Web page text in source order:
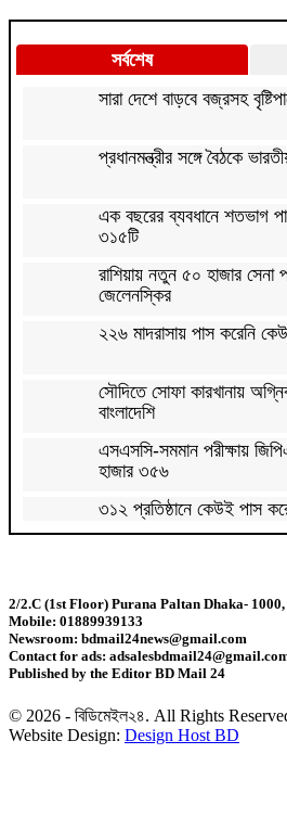
সর্বশেষ
সারা দেশে বাড়বে বজ্রসহ
প্রধানমন্ত্রীর সঙ্গে বৈঠকে
এক বছরের ব্যবধানে শতভাগ
৩১৫টি
রাশিয়ায় নতুন ৫০ হাজার সেনা
জেলেনস্কির
২২৬ মাদরাসায় পাস করেনি কেউ
সৌদিতে সোফা কারখানায়
বাংলাদেশি
এসএসসি-সমমান পরীক্ষায়
হাজার ৩৫৬
৩১২ প্রতিষ্ঠানে কেউই পাস
সৌদিতে কারখানায় ভয়াবহ
কুবিতে বিশ্ব আদিবাসী দিবসে
অনুষ্ঠান অনুষ্ঠিত
রাষ্ট্রপতির শপথ গ্রহণ অনুষ্ঠান
2/2.C (1st Floor) Purana Paltan Dhaka-
Mobile: 01889939133
Newsroom: bdmail24news@gmail.com
Contact for ads:
Published by the Editor BD Mail 24
© 2026 - বিডিমেইল২৪. All Rights
Website Design: Design Host BD